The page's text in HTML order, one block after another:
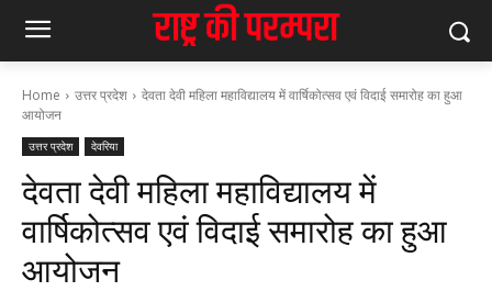
Home उत्तर प्रदेश
देवता देवी महिला महाविद्यालय में वार्षिकोत्सव एवं विदाई समारोह का हुआ
आयोजन
उत्तर प्रदेश देवरिया
देवता देवी महिला महाविद्यालय में
वार्षिकोत्सव एवं विदाई समारोह का हुआ
आयोजन